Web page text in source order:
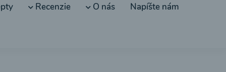
Recenzie O nás Napíšte nám